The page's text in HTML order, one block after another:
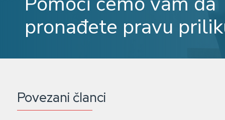
pronađete pravu
Povezani članci